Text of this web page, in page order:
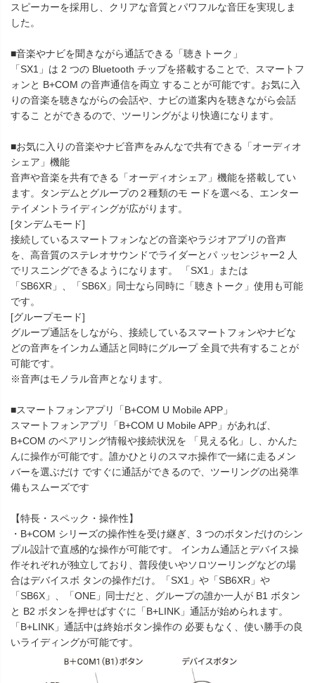
スピーカーを採用し、クリアな音質とパワフルな音圧を実現しま
した。
■音楽やナビを聞きながら通話できる「聴きトーク」
「SX1」は 2 つの Bluetooth チップを搭載することで、スマートフ
ォンと B+COM の音声通信を両立 することが可能です。お気に入
りの音楽を聴きながらの会話や、ナビの道案内を聴きながら会話
するこ とができるので、ツーリングがより快適になります。
■お気に入りの音楽やナビ音声をみんなで共有できる「オーディオ
シェア」機能
音声や音楽を共有できる「オーディオシェア」機能を搭載してい
ます。タンデムとグループの２種類のモ ードを選べる、エンター
テイメントライディングが広がります。
[タンデムモード]
接続しているスマートフォンなどの音楽やラジオアプリの音声
を、高音質のステレオサウンドでライダーとパ ッセンジャー2 人
でリスニングできるようになります。 「SX1」または
「SB6XR」、「SB6X」同士なら同時に「聴きトーク」使用も可能
です。
[グループモード]
グループ通話をしながら、接続しているスマートフォンやナビな
どの音声をインカム通話と同時にグループ 全員で共有することが
可能です。
※音声はモノラル音声となります。
■スマートフォンアプリ「B+COM U Mobile APP」
スマートフォンアプリ「B+COM U Mobile APP」があれば、
B+COM のペアリング情報や接続状況を 「見える化」し、かんた
んに操作が可能です。誰かひとりのスマホ操作で一緒に走るメン
バーを選ぶだけ ですぐに通話ができるので、ツーリングの出発準
備もスムーズです
【特長・スペック・操作性】
・B+COM シリーズの操作性を受け継ぎ、3 つのボタンだけのシン
プル設計で直感的な操作が可能です。 インカム通話とデバイス操
作それぞれが独立しており、普段使いやソロツーリングなどの場
合はデバイスボ タンの操作だけ。「SX1」や「SB6XR」や
「SB6X」、「ONE」同士だと、グループの誰か一人が B1 ボタン
と B2 ボタンを押せばすぐに「B+LINK」通話が始められます。
「B+LINK」通話中は終始ボタン操作の 必要もなく、使い勝手の良
いライディングが可能です。